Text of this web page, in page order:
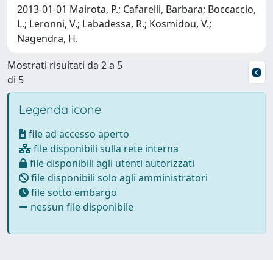
2013-01-01 Mairota, P.; Cafarelli, Barbara; Boccaccio,
L.; Leronni, V.; Labadessa, R.; Kosmidou, V.;
Nagendra, H.
Mostrati risultati da 2 a 5
di 5
Legenda icone
file ad accesso aperto
file disponibili sulla rete interna
file disponibili agli utenti autorizzati
file disponibili solo agli amministratori
file sotto embargo
nessun file disponibile